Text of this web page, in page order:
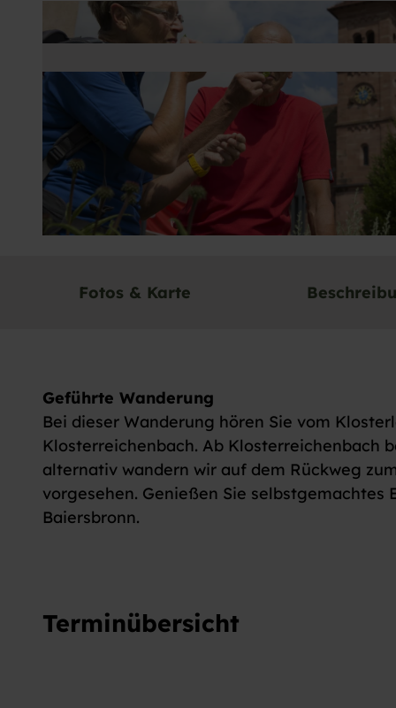
Fotos & Karte
Geführte Wanderung
Bei dieser Wanderung hören Sie vom
Klosterreichenbach. Ab Klosterreichenbach
alternativ wandern wir auf dem Rückweg
vorgesehen. Genießen Sie selbstgemachtes
Baiersbronn.
Terminübersicht